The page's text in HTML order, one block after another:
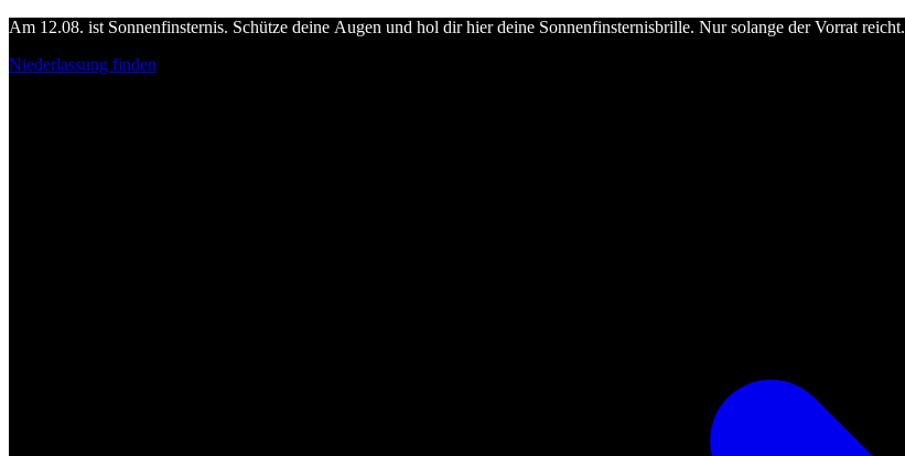
Am 12.08. ist Sonnenfinsternis. Schütze deine Augen und hol dir hier deine Sonnenfinsternisbrille. Nur solange der Vorrat reicht.
Niederlassung finden